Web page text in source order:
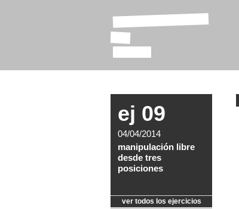
laboratorio
de
tizas
ej 09
04/04/2014
manipulación libre
desde tres
posiciones
ver todos los ejercicios